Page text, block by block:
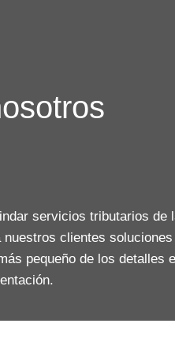
servicios tributarios de
clientes soluciones
pequeño de los detalles